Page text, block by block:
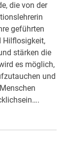
die von der
geführten
Hilflosigkeit,
stärken die
es möglich,
und